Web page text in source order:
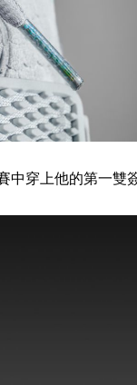
中穿上他的第一雙